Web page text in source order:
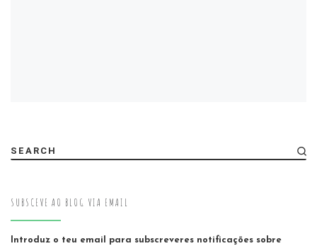
SEARCH
SUBSCEVE AO BLOG VIA EMAIL
Introduz o teu email para subscreveres notificações sobre